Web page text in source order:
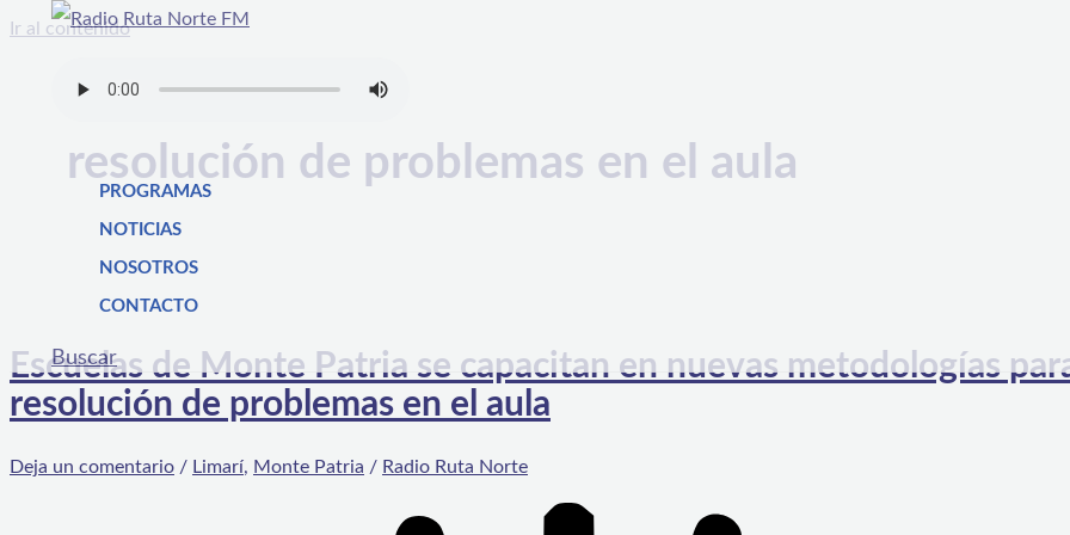
Ir al contenido
PROGRAMAS
NOTICIAS
NOSOTROS
CONTACTO
Buscar
resolución de problemas en el aula
Escuelas de Monte Patria se capacitan en nuevas metodologías
resolución de problemas en el aula
Deja un comentario / Limarí, Monte Patria / Radio Ruta Norte